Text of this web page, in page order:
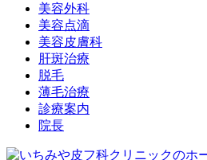
美容外科
美容点滴
美容皮膚科
肝斑治療
脱毛
薄毛治療
診療案内
院長